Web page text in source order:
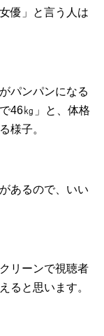
優」と言う人は
パンパンになる
46㎏」と、体格
様子。
あるので、いい
リーンで視聴者
ると思います。